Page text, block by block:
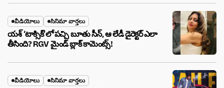
వీడియోలు సినిమా వార్తలు
యశ్ ‘టాక్సిక్’లో పచ్చి బూతు సీన్, ఆ లేడీ డైరెక్టర్ ఎలా
తీసింది? RGV మైండ్ బ్లాక్ కామెంట్స్!
వీడియోలు సినిమా వార్తలు